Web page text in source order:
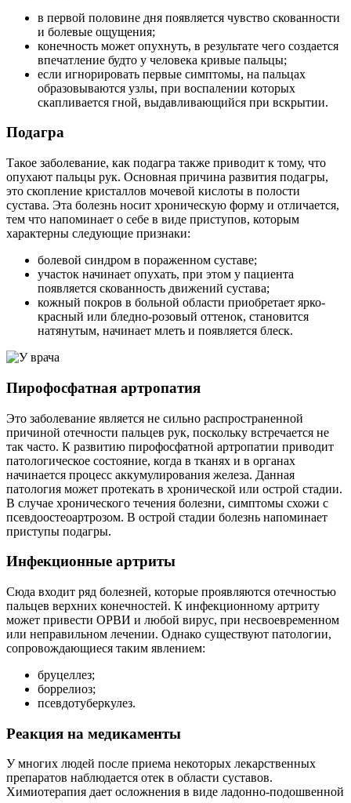
в первой половине дня появляется чувство скованности
и болевые ощущения;
конечность может опухнуть, в результате чего создается
впечатление будто у человека кривые пальцы;
если игнорировать первые симптомы, на пальцах
образовываются узлы, при воспалении которых
скапливается гной, выдавливающийся при вскрытии.
Подагра
Такое заболевание, как подагра также приводит к тому, что
опухают пальцы рук. Основная причина развития подагры,
это скопление кристаллов мочевой кислоты в полости
сустава. Эта болезнь носит хроническую форму и отличается,
тем что напоминает о себе в виде приступов, которым
характерны следующие признаки:
болевой синдром в пораженном суставе;
участок начинает опухать, при этом у пациента
появляется скованность движений сустава;
кожный покров в больной области приобретает ярко-
красный или бледно-розовый оттенок, становится
натянутым, начинает млеть и появляется блеск.
Пирофосфатная артропатия
Это заболевание является не сильно распространенной
причиной отечности пальцев рук, поскольку встречается не
так часто. К развитию пирофосфатной артропатии приводит
патологическое состояние, когда в тканях и в органах
начинается процесс аккумулирования железа. Данная
патология может протекать в хронической или острой стадии.
В случае хронического течения болезни, симптомы схожи с
псевдоостеоартрозом. В острой стадии болезнь напоминает
приступы подагры.
Инфекционные артриты
Сюда входит ряд болезней, которые проявляются отечностью
пальцев верхних конечностей. К инфекционному артриту
может привести ОРВИ и любой вирус, при несвоевременном
или неправильном лечении. Однако существуют патологии,
сопровождающиеся таким явлением:
бруцеллез;
боррелиоз;
псевдотуберкулез.
Реакция на медикаменты
У многих людей после приема некоторых лекарственных
препаратов наблюдается отек в области суставов.
Химиотерапия дает осложнения в виде ладонно-подошвенной